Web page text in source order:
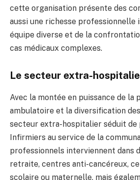
cette organisation présente des
aussi une richesse professionnelle
équipe diverse et de la
cas médicaux complexes.
Le secteur extra-
Avec la montée en puissance de la
ambulatoire et la diversification
secteur extra-hospitalier séduit de
Infirmiers au service de la
professionnels interviennent dans
retraite, centres anti-cancéreux,
scolaire ou maternelle, mais